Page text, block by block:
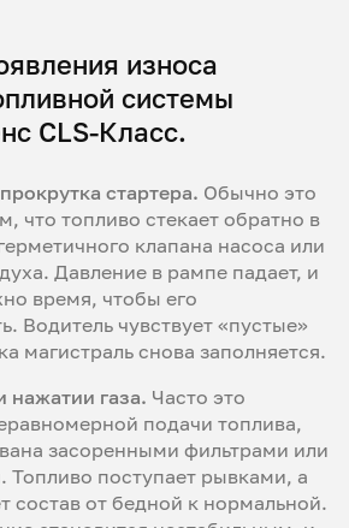
износа
системы
CLS-Класс.
стартера. Обычно это
что топливо стекает обратно в
клапана насоса или
Давление в рампе падает, и
время, чтобы его
Водитель чувствует «пустые»
магистраль снова заполняется.
нажатии газа. Часто это
подачи топлива,
засоренными фильтрами или
Топливо поступает рывками, а
состав от бедной к нормальной.